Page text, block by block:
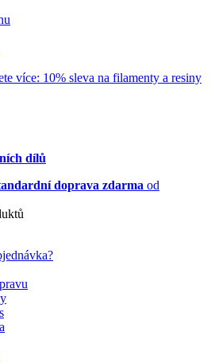
více: 10% sleva na filamenty a resiny
dílů
doprava zdarma od